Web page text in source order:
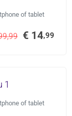
of tablet
€ 14,99
1
of tablet